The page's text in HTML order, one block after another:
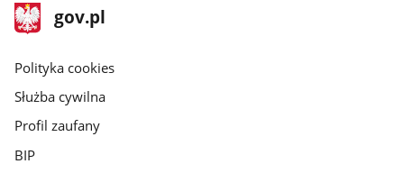
stopka
gov.pl
Strona
gov.pl
gov.pl
Polityka cookies
Służba cywilna
Profil zaufany
BIP